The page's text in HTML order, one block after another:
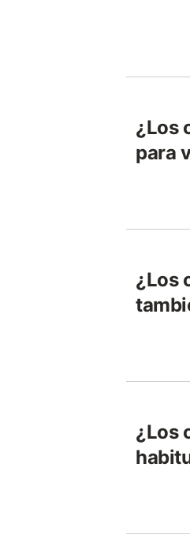
¿Los
para
¿Los
¿Los